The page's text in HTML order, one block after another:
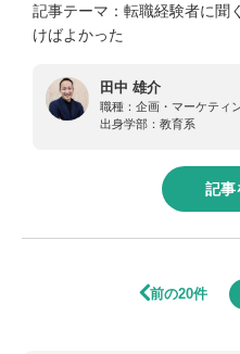
記事テーマ：転職経験者に聞
けばよかった
田中 雄介
職種： 企画・マーケティ
出身学部： 教育系
記事
前の20件